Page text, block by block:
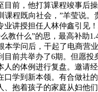
目前，他打算课程竣事后
课程既向社会，”羊莹说。
业讲授担任人林仲鑫引见
教什么”的思，最高补助
本学问后，干起了电商营
目前共举办了6期。但愿投
人的体例进行复盘。邀请
口学到新本领。有合做社
、抱着孩子的家庭从妇他